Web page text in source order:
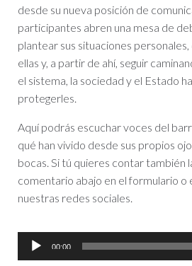
desde su nueva posición de
participantes abren una mesa de
plantear sus situaciones personales,
ellas y, a partir de ahí, seguir
el sistema, la sociedad y el Estado
protegerles.
Aquí podrás escuchar voces del
qué han vivido desde sus propios
bocas. Si tú quieres contar también
comentario abajo en el formulario o
nuestras redes sociales.
Reproductor
de
00:00